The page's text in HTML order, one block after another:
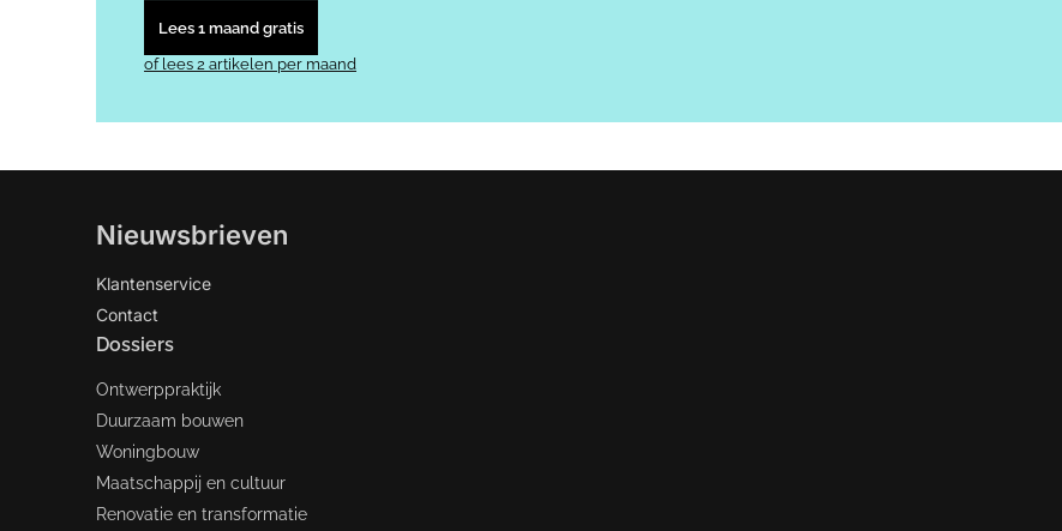
Lees 1 maand gratis
of lees 2 artikelen per maand
Nieuwsbrieven
Klantenservice
Contact
Dossiers
Ontwerppraktijk
Duurzaam bouwen
Woningbouw
Maatschappij en cultuur
Renovatie en transformatie